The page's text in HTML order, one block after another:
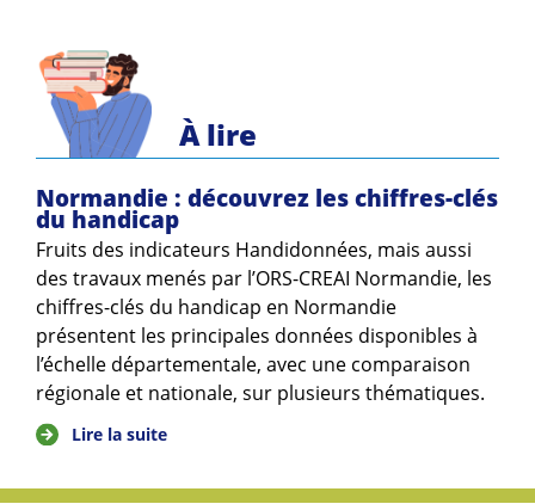
À lire
Normandie : découvrez les chiffres-clés
du handicap
Fruits des indicateurs Handidonnées, mais aussi
des travaux menés par l’ORS-CREAI Normandie, les
chiffres-clés du handicap en Normandie
présentent les principales données disponibles à
l’échelle départementale, avec une comparaison
régionale et nationale, sur plusieurs thématiques.
Lire la suite